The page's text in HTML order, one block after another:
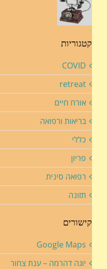
קטגוריות
COVID
retreat
אורח חיים
בריאות ורפואה
כללי
פריון
רפואה סינית
תזונה
קישורים
Google Maps
יוגה דהרמה – ענת צחור